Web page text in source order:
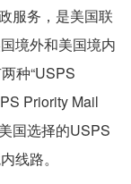
服务，是美国联
境外和美国境内
种“USPS
Priority Mail
国选择的USPS
线路。